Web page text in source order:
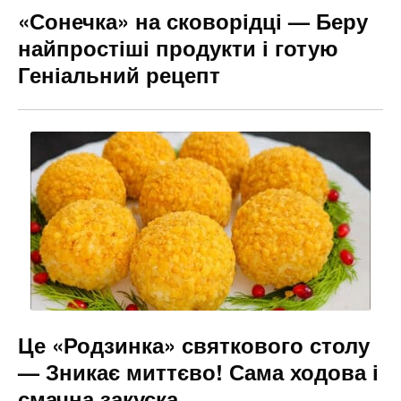
«Сонечка» на сковорідці — Беру
найпростіші продукти і готую
Геніальний рецепт
Це «Родзинка» святкового столу
— Зникає миттєво! Сама ходова і